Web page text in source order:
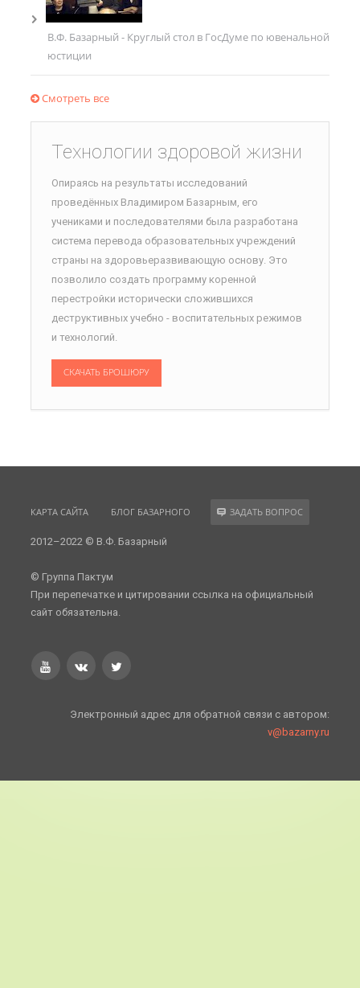
В.Ф. Базарный - Круглый стол в ГосДуме по ювенальной
юстиции
Смотреть все
Технологии здоровой жизни
Опираясь на результаты исследований
проведённых Владимиром Базарным, его
учениками и последователями была разработана
система перевода образовательных учреждений
страны на здоровьеразвивающую основу. Это
позволило создать программу коренной
перестройки исторически сложившихся
деструктивных учебно - воспитательных режимов
и технологий.
СКАЧАТЬ БРОШЮРУ
КАРТА САЙТА БЛОГ БАЗАРНОГО ЗАДАТЬ ВОПРОС
2012–2022 © В.Ф. Базарный
© Группа Пактум
При перепечатке и цитировании ссылка на официальный
сайт обязательна.
Электронный адрес для обратной связи с автором:
v@bazarny.ru